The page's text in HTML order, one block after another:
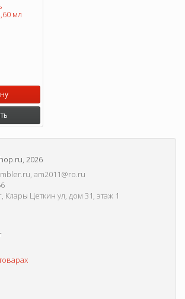
мл
, 2026
am2011@ro.ru
Клары Цеткин ул, дом 31, этаж 1